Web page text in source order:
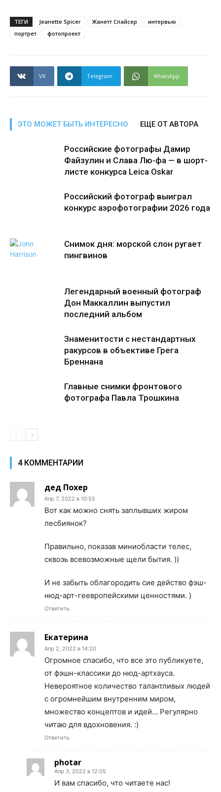
ТЕГИ Jeanette Spicer Жанетт Спайсер
интервью
портрет
фотопроект
VK Telegram WhatsApp
ЭТО МОЖЕТ БЫТЬ ИНТЕРЕСНО ЕЩЕ ОТ АВТОРА
Российские фотографы Дамир
Файзулин и Слава Лю-фа — в шорт-
листе конкурса Leica Oskar
Российский фотограф выиграл
конкурс аэрофотографии 2026 года
Снимок дня: морской слон ругает
пингвинов
Легендарный военный фотограф
Дон Маккаллин выпустил
последний альбом
Знаменитости с нестандартных
ракурсов в объективе Грега
Бреннана
Главные снимки фронтового
фотографа Павла Трошкина
4 КОММЕНТАРИИ
дед Похер
Апр 7, 2022 в 10:55
Вот как можно снять заплывших жиром
лесбиянок?
Правильно, показав миниобласти телес,
сквозь всевозможные щели бытия. ))
И не забыть облагородить сие действо фэш-
нюд-арт-геевропейскими ценностями. )
Ответить
Екатерина
Апр 2, 2022 в 14:20
Огромное спасибо, что все это публикуете,
от фэшн-классики до нюд-артхауса.
Невероятное количество талантливых людей
с огромнейшим внутренним миром,
множество концептов и идей… Регулярно
читаю для вдохновения. :)
Ответить
photar
Апр 3, 2022 в 12:05
И вам спасибо, что читаете нас!